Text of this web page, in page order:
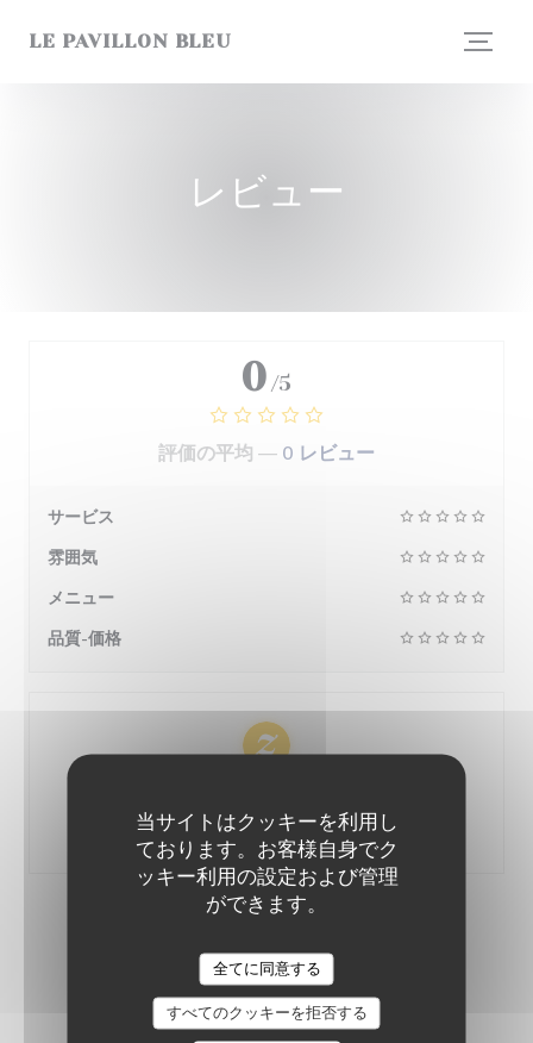
当サイトはクッキーを利用し
ております。お客様自身でク
ッキー利用の設定および管理
ができます。
全てに同意する
すべてのクッキーを拒否する
LE PAVILLON BLEU
レビュー
顧客の評価
1
0 /5
評価の平均 — 0 レビュー
サービス
雰囲気
メニュー
品質-価格
予約をしたお客様のみが評価できます
LE PAVILLON BLEU